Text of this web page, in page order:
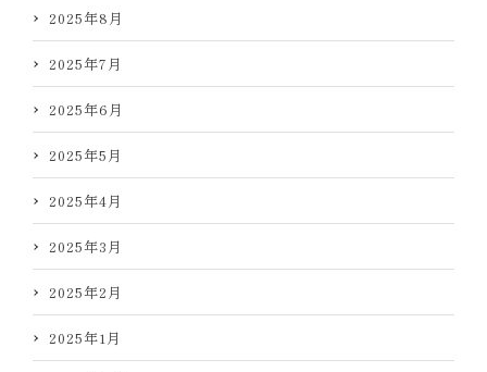
2025年8月
2025年7月
2025年6月
2025年5月
2025年4月
2025年3月
2025年2月
2025年1月